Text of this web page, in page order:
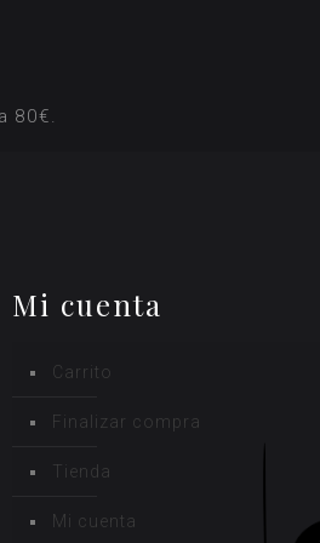
80€.
Mi cuenta
Carrito
Finalizar compra
Tienda
Mi cuenta